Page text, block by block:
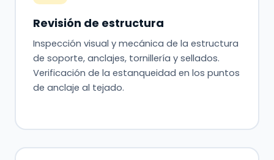
Revisión de estructura
Inspección visual y mecánica de la estructura
de soporte, anclajes, tornillería y sellados.
Verificación de la estanqueidad en los puntos
de anclaje al tejado.